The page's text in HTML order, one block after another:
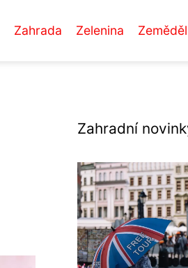
Zahrada Zelenina
Zahradní